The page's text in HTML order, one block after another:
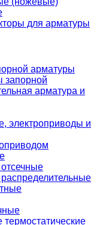
для арматуры
арматуры
запорной
арматура и
электроприводы и